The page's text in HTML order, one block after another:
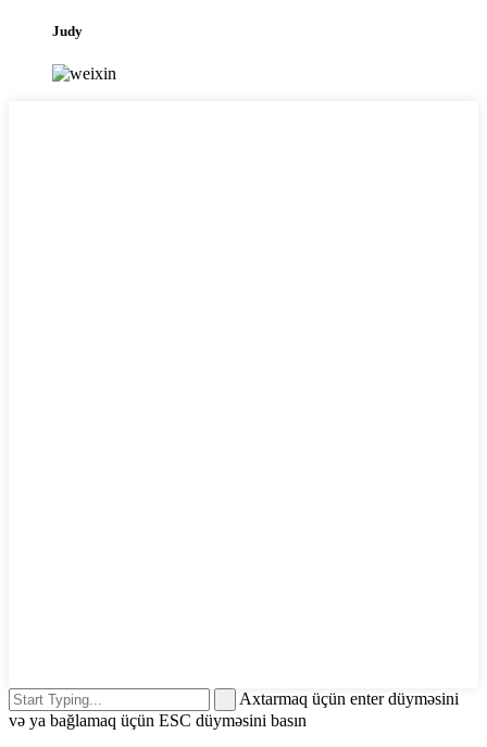
Judy
Axtarmaq üçün enter düyməsini
və ya bağlamaq üçün ESC düyməsini basın